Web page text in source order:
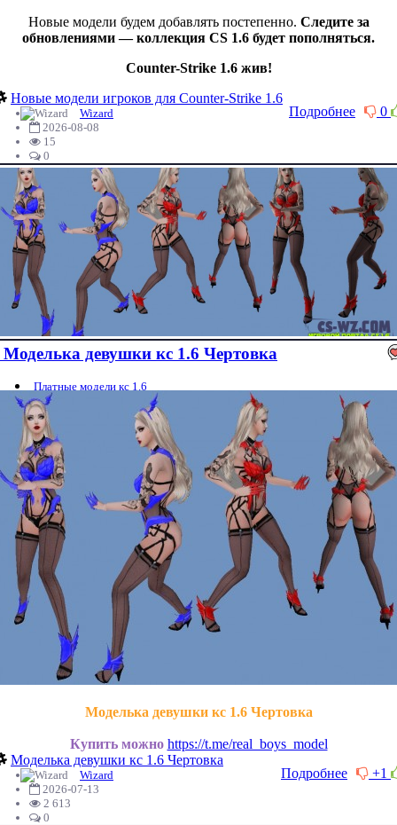
Новые модели будем добавлять постепенно. Следите за
обновлениями — коллекция CS 1.6 будет пополняться.
Counter-Strike 1.6 жив!
Новые модели игроков для Counter-Strike 1.6
0
Подробнее
Wizard
2026-08-08
15
0
Моделька девушки кс 1.6 Чертовка
Платные модели кс 1.6
Моделька девушки кс 1.6 Чертовка
Купить можно https://t.me/real_boys_model
Моделька девушки кс 1.6 Чертовка
+1
Подробнее
Wizard
2026-07-13
2 613
0